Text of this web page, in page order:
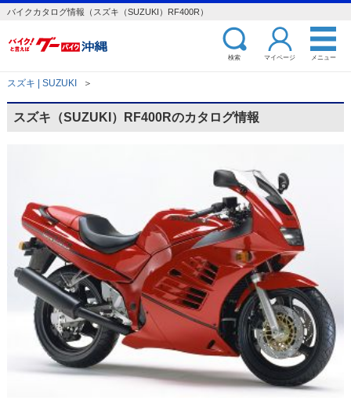
バイクカタログ情報（スズキ（SUZUKI）RF400R）
検索 マイページ メニュー
スズキ | SUZUKI ＞
スズキ（SUZUKI）RF400Rのカタログ情報